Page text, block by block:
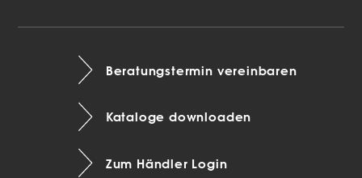
Beratungstermin vereinbaren
Kataloge downloaden
Zum Händler Login